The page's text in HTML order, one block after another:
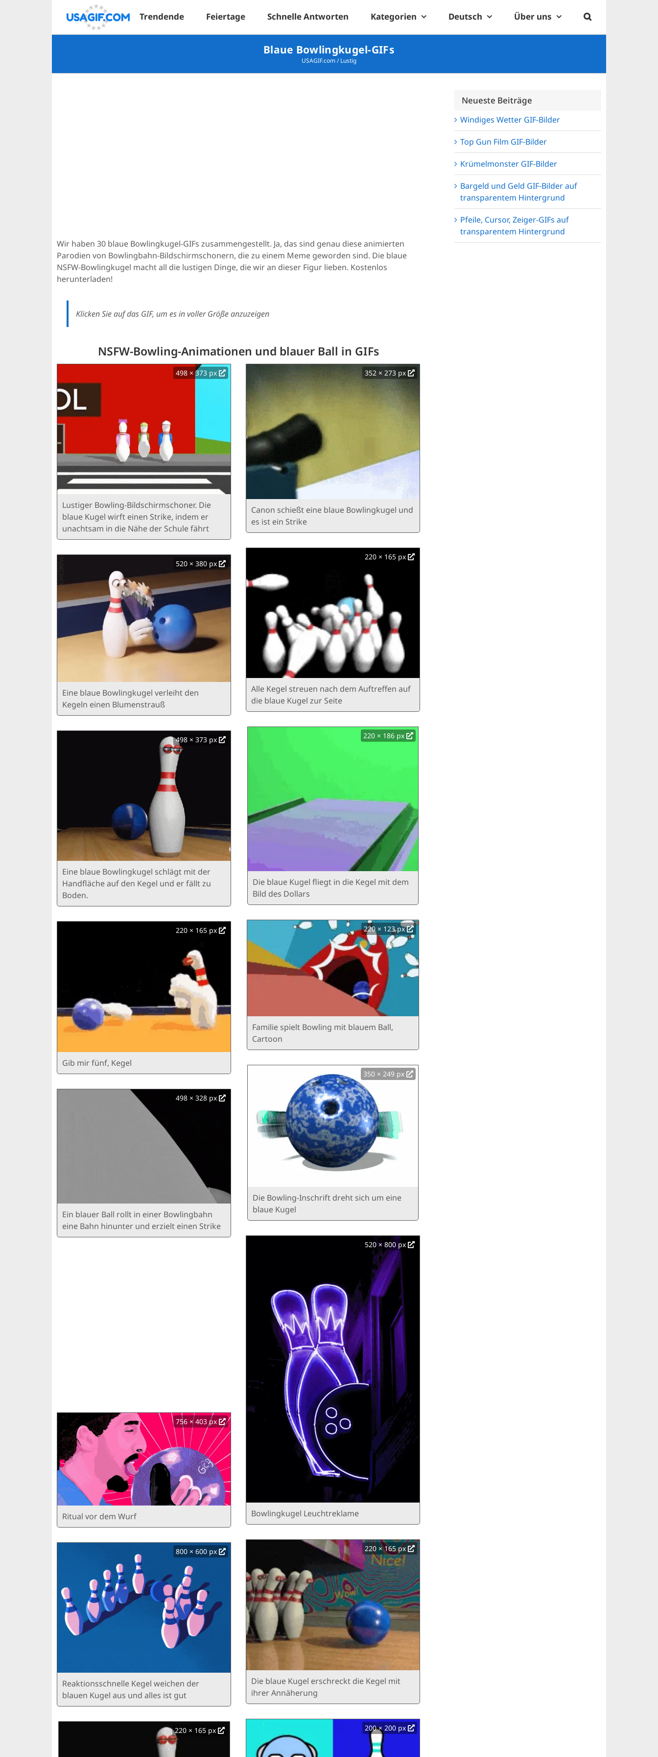
Trendende Feiertage Schnelle Antworten Kategorien Deutsch Über uns
Blaue Bowlingkugel-GIFs
USAGIF.com/Lustig
Wir haben 30 blaue Bowlingkugel-GIFs zusammengestellt. Ja, das sind genau diese animierten
Parodien von Bowlingbahn-Bildschirmschonern, die zu einem Meme geworden sind. Die blaue
NSFW-Bowlingkugel macht all die lustigen Dinge, die wir an dieser Figur lieben. Kostenlos
herunterladen!
Klicken Sie auf das GIF, um es in voller Größe anzuzeigen
NSFW-Bowling-Animationen und blauer Ball in GIFs
498 × 373 px
Lustiger Bowling-Bildschirmschoner. Die
blaue Kugel wirft einen Strike, indem er
unachtsam in die Nähe der Schule fährt
520 × 380 px
Eine blaue Bowlingkugel verleiht den
Kegeln einen Blumenstrauß
498 × 373 px
Eine blaue Bowlingkugel schlägt mit der
Handfläche auf den Kegel und er fällt zu
Boden.
220 × 165 px
Gib mir fünf, Kegel
498 × 328 px
Ein blauer Ball rollt in einer Bowlingbahn
eine Bahn hinunter und erzielt einen Strike
756 × 403 px
Ritual vor dem Wurf
800 × 600 px
Reaktionsschnelle Kegel weichen der
blauen Kugel aus und alles ist gut
220 × 165 px
352 × 273 px
Canon schießt eine blaue Bowlingkugel und
es ist ein Strike
220 × 165 px
Alle Kegel streuen nach dem Auftreffen auf
die blaue Kugel zur Seite
220 × 186 px
Die blaue Kugel fliegt in die Kegel mit dem
Bild des Dollars
220 × 123 px
Familie spielt Bowling mit blauem Ball,
Cartoon
350 × 249 px
Die Bowling-Inschrift dreht sich um eine
blaue Kugel
520 × 800 px
Bowlingkugel Leuchtreklame
220 × 165 px
Die blaue Kugel erschreckt die Kegel mit
ihrer Annäherung
200 × 200 px
Neueste Beiträge
Windiges Wetter GIF-Bilder
Top Gun Film GIF-Bilder
Krümelmonster GIF-Bilder
Bargeld und Geld GIF-Bilder auf
transparentem Hintergrund
Pfeile, Cursor, Zeiger-GIFs auf
transparentem Hintergrund